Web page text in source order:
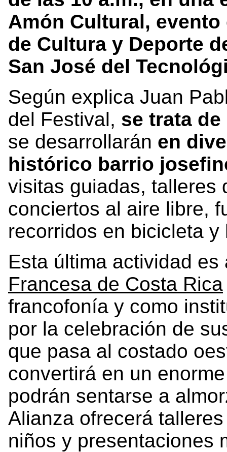
Amón Cultural,
de Cultura y Deporte
San José del
Según explica Juan
del Festival, se trata
se desarrollarán en
histórico barrio
visitas guiadas, talleres
conciertos al aire libre,
recorridos en bicicleta
Esta última actividad
Francesa de Costa Rica
francofonía y como
por la celebración de
que pasa al costado
convertirá en un
podrán sentarse a
Alianza ofrecerá
niños y presentaciones